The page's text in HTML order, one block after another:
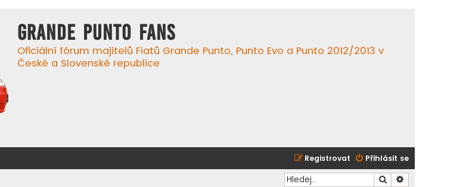
GRANDE PUNTO FANS
Oficiální fórum majitelů Fiatů Grande Punto, Punto Evo a Punto 2012/2013 v
České a Slovenské republice
Přihlásit se
Registrovat
Hledat